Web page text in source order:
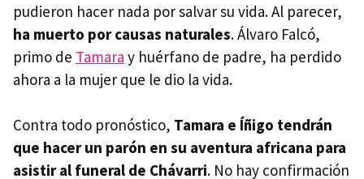
pudieron hacer nada por salvar su vida. Al parecer,
ha muerto por causas naturales. Álvaro Falcó,
primo de Tamara y huérfano de padre, ha perdido
ahora a la mujer que le dio la vida.
Contra todo pronóstico, Tamara e Íñigo tendrán
que hacer un parón en su aventura africana para
asistir al funeral de Chávarri. No hay confirmación